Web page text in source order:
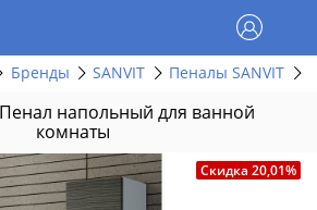
Бренды SANVIT Пеналы SANVIT
Пенал напольный для ванной
комнаты
Скидка 20,01%